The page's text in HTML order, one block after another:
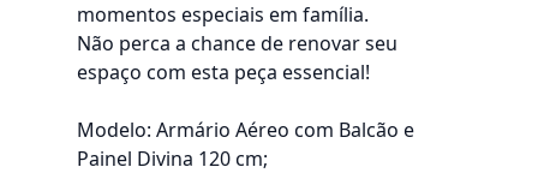
momentos especiais em família.
Não perca a chance de renovar seu
espaço com esta peça essencial!
Modelo: Armário Aéreo com Balcão e
Painel Divina 120 cm;